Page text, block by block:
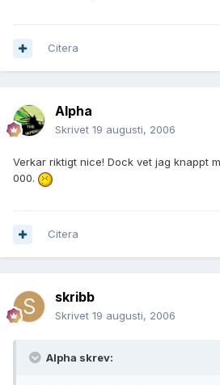
Citera
Alpha
Skrivet 19 augusti, 2006
Verkar riktigt nice! Dock vet jag knappt
000.
Citera
skribb
Skrivet 19 augusti, 2006
Alpha skrev: